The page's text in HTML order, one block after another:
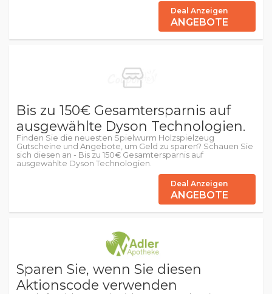
Deal Anzeigen
ANGEBOTE
Bis zu 150€ Gesamtersparnis auf
ausgewählte Dyson Technologien.
Finden Sie die neuesten Spielwurm Holzspielzeug
Gutscheine und Angebote, um Geld zu sparen? Schauen Sie
sich diesen an - Bis zu 150€ Gesamtersparnis auf
ausgewählte Dyson Technologien.
Deal Anzeigen
ANGEBOTE
Sparen Sie, wenn Sie diesen
Aktionscode verwenden